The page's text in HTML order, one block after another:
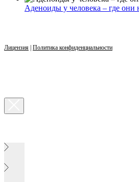
Аденоиды у человека – где они
Лицензия Политика конфиденциальности